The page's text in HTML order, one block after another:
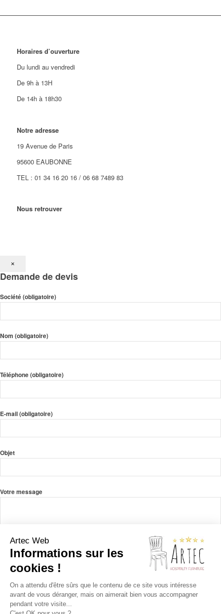
Horaires d’ouverture
Du lundi au vendredi
De 9h à 13H
De 14h à 18h30
Notre adresse
19 Avenue de Paris
95600 EAUBONNE
TEL : 01 34 16 20 16 / 06 68 7489 83
Nous retrouver
×
Demande de devis
Société (obligatoire)
Nom (obligatoire)
Téléphone (obligatoire)
E-mail (obligatoire)
Objet
Votre message
Artec Web
Informations sur les
cookies !
On a attendu d'être sûrs que le contenu de ce site vous intéresse
avant de vous déranger, mais on aimerait bien vous accompagner
pendant votre visite...